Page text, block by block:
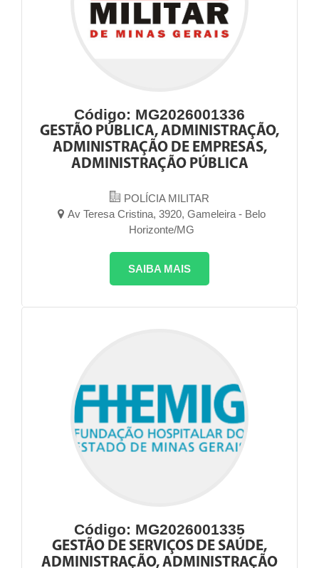
Código: MG2026001336
GESTÃO PÚBLICA, ADMINISTRAÇÃO,
ADMINISTRAÇÃO DE EMPRESAS,
ADMINISTRAÇÃO PÚBLICA
POLÍCIA MILITAR
Av Teresa Cristina, 3920, Gameleira - Belo
Horizonte/MG
SAIBA MAIS
Código: MG2026001335
GESTÃO DE SERVIÇOS DE SAÚDE,
ADMINISTRAÇÃO, ADMINISTRAÇÃO